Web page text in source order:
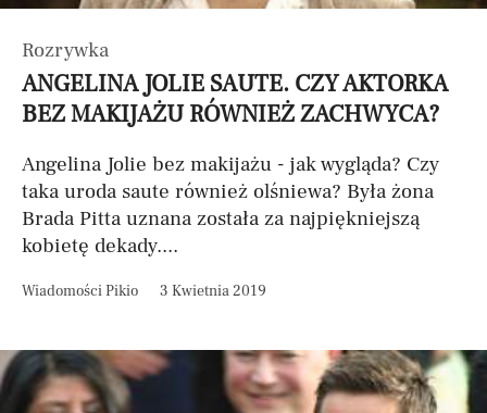
Rozrywka
ANGELINA JOLIE SAUTE. CZY AKTORKA
BEZ MAKIJAŻU RÓWNIEŻ ZACHWYCA?
Angelina Jolie bez makijażu - jak wygląda? Czy
taka uroda saute również olśniewa? Była żona
Brada Pitta uznana została za najpiękniejszą
kobietę dekady....
Wiadomości Pikio 3 Kwietnia 2019